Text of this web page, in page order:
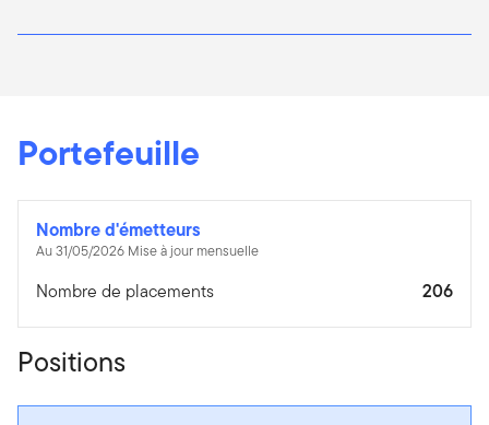
Portefeuille
Nombre d'émetteurs
Au 31/05/2026 Mise à jour mensuelle
Nombre de placements 206
Positions